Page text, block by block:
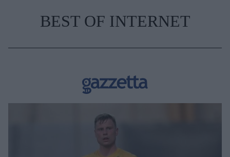
BEST OF INTERNET